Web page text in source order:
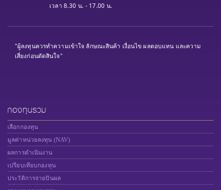
เวลา 8.30 น. - 17.00 น.
"ผู้ลงทุนควรทำความเข้าใจ ลักษณะสินค้า เงื่อนไข ผลตอบแทน และความ
เสี่ยงก่อนตัดสินใจ"
กองทุนรวม
เลือกกองทุน
มูลค่าหน่วยลงทุน (NAV)
ผลการดำเนินงาน
เปรียบเทียบกองทุน
ประวัติการจ่ายปันผล